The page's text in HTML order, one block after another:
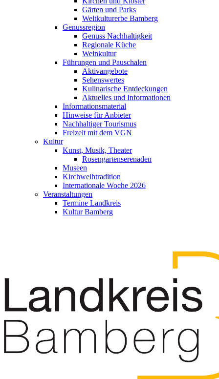
Gärten und Parks
Weltkulturerbe Bamberg
Genussregion
Genuss Nachhaltigkeit
Regionale Küche
Weinkultur
Führungen und Pauschalen
Aktivangebote
Sehenswertes
Kulinarische Entdeckungen
Aktuelles und Informationen
Informationsmaterial
Hinweise für Anbieter
Nachhaltiger Tourismus
Freizeit mit dem VGN
Kultur
Kunst, Musik, Theater
Rosengartenserenaden
Museen
Kirchweihtradition
Internationale Woche 2026
Veranstaltungen
Termine Landkreis
Kultur Bamberg